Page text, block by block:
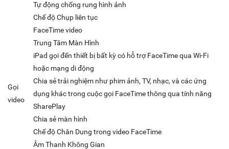
Tự động chống rung hình ảnh
Chế độ Chụp liên tục
Gọi
video
FaceTime video
Trung Tâm Màn Hình
iPad gọi đến thiết bị bất kỳ có hỗ trợ FaceTime qua Wi-Fi
hoặc mạng di động
Chia sẻ trải nghiệm như phim ảnh, TV, nhạc, và các ứng
dụng khác trong cuộc gọi FaceTime thông qua tính năng
SharePlay
Chia sẻ màn hình
Chế độ Chân Dung trong video FaceTime
Âm Thanh Không Gian